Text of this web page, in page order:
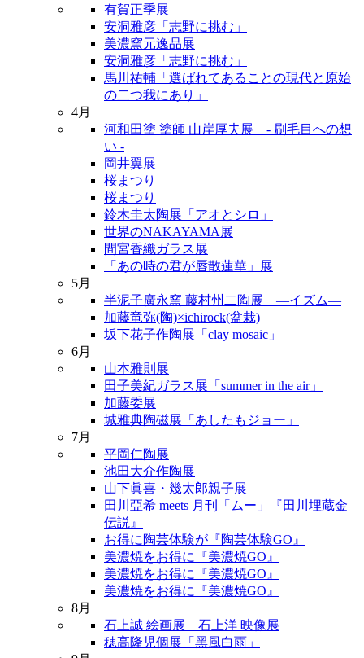
有賀正季展
安洞雅彦「志野に挑む」
美濃窯元逸品展
安洞雅彦「志野に挑む」
馬川祐輔「選ばれてあることの現代と原始
の二つ我にあり」
4月
河和田塗 塗師 山岸厚夫展 - 刷毛目への想
い -
岡井翼展
桜まつり
桜まつり
鈴木圭太陶展「アオとシロ」
世界のNAKAYAMA展
間宮香織ガラス展
「あの時の君が唇散蓮華」展
5月
半泥子廣永窯 藤村州二陶展 ―イズム―
加藤竜弥(陶)×ichirock(盆栽)
坂下花子作陶展「clay mosaic」
6月
山本雅則展
田子美紀ガラス展「summer in the air」
加藤委展
城雅典陶磁展「あしたもジョー」
7月
平岡仁陶展
池田大介作陶展
山下眞喜・幾太郎親子展
田川亞希 meets 月刊「ムー」『田川埋蔵金
伝説』
お得に陶芸体験が『陶芸体験GO』
美濃焼をお得に『美濃焼GO』
美濃焼をお得に『美濃焼GO』
美濃焼をお得に『美濃焼GO』
8月
石上誠 絵画展 石上洋 映像展
穂高隆児個展「黑風白雨」